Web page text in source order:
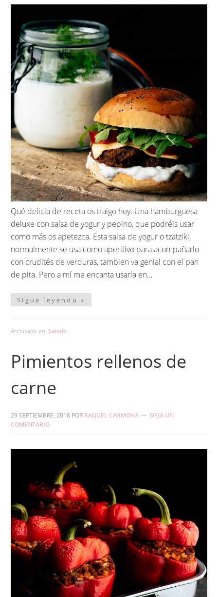
Qué delicia de receta os traigo hoy. Una hamburguesa
deluxe con salsa de yogur y pepino, que podréis usar
como más os apetezca. Esta salsa de yogur o tzatziki,
normalmente se usa como aperitivo para acompañarlo
con crudités de verduras, tambien va genial con el pan
de pita. Pero a mí me encanta usarla en…
Sigue leyendo »
Archivado en: Salado
Pimientos rellenos de
carne
29 SEPTIEMBRE, 2018 POR RAQUEL CARMONA
DEJA UN
COMENTARIO